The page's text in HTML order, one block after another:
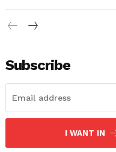
Subscribe
I WANT IN